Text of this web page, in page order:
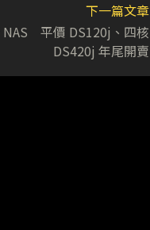
下一篇文章
平價 DS120j、四核
DS420j 年尾開賣